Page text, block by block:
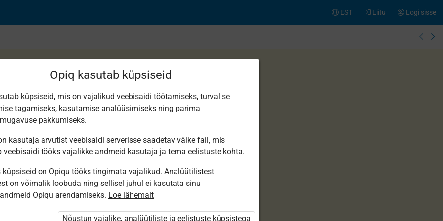
Logi sisse
Liitu
EST
ole Opiqusse sisse logitud.
Õpilastele saab määrata õpiku
Opiq kasutab küpsiseid
küpsiseid, mis on vajalikud veebisaidi töötamiseks, turvalise
tagamiseks, kasutamise analüüsimiseks ning parima
pakkumiseks.
kasutaja arvutist veebisaidi serverisse saadetav väike fail, mis
veebisaidi tööks vajalikke andmeid kasutaja ja tema eelistuste kohta.
küpsiseid on Opiqu tööks tingimata vajalikud. Analüütilistest
on võimalik loobuda ning sellisel juhul ei kasutata sinu
Opiqu arendamiseks. Loe lähemalt
Nõustun vajalike, analüütiliste ja eelistuste küpsistega